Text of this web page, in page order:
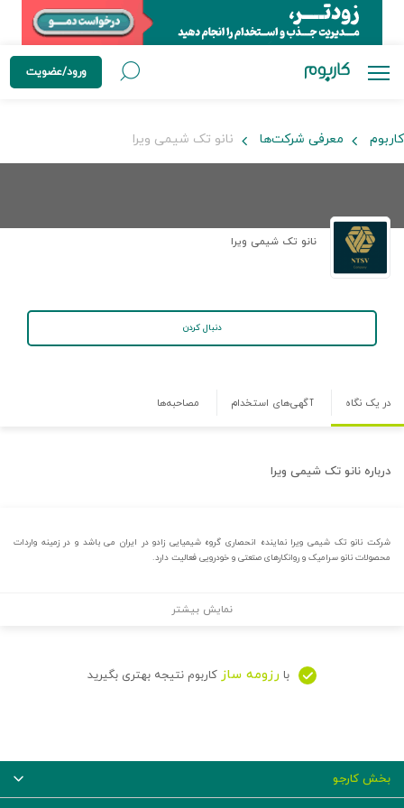
ورود/عضویت
کاربوم معرفی شرکت‌ها نانو تک شیمی ویرا
نانو تک شیمی ویرا
دنبال کردن
در یک نگاه آگهی‌های استخدام مصاحبه‌ها
درباره نانو تک شیمی ویرا
شرکت نانو تک شیمی ویرا نماینده انحصاری گروه شیمیایی زادو در ایران می باشد و در زمینه واردات
محصولات نانو سرامیک و روانکارهای صتعتی و خودرویی فعالیت دارد.
نمایش بیشتر
با رزومه ساز کاربوم نتیجه بهتری بگیرید
بخش کارجو